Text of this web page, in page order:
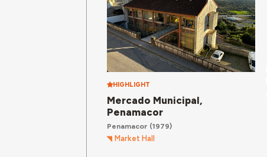
HIGHLIGHT
Mercado Municipal,
Penamacor
Penamacor (1979)
Market Hall